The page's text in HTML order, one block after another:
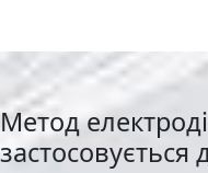
Метод
застосовується